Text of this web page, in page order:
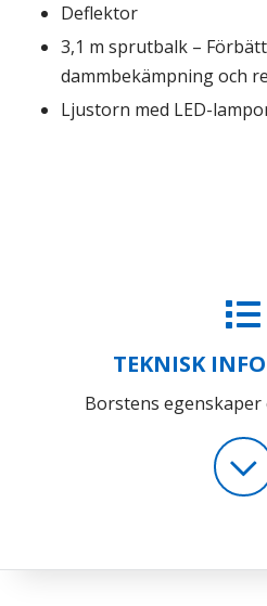
Deflektor
3,1 m sprutbalk –
dammbekämpning och
Ljustorn med LED-
TEKNISK
Borstens